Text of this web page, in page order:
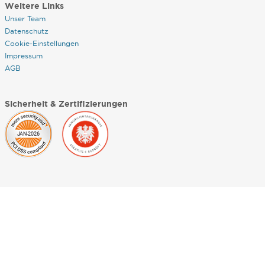
Weitere Links
Unser Team
Datenschutz
Cookie-Einstellungen
Impressum
AGB
Sicherheit & Zertifizierungen